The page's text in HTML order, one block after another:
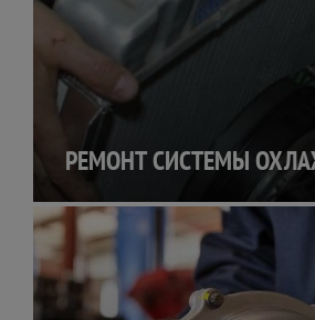
РЕМОНТ СИСТЕМЫ